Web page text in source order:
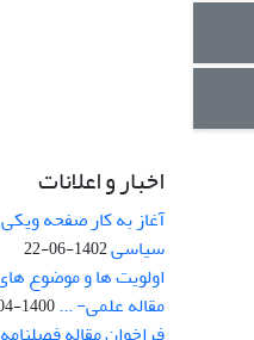
اخبار و اعلانات
آغاز به کار صفحه
سیاسی1402-06-22
اولویت ها و موضوع
مقاله علمی- ...1400-04-03